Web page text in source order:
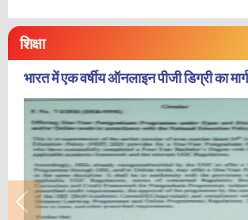
शिक्षा
भारत में एक वर्षीय ऑनलाइन पीजी डिग्री का